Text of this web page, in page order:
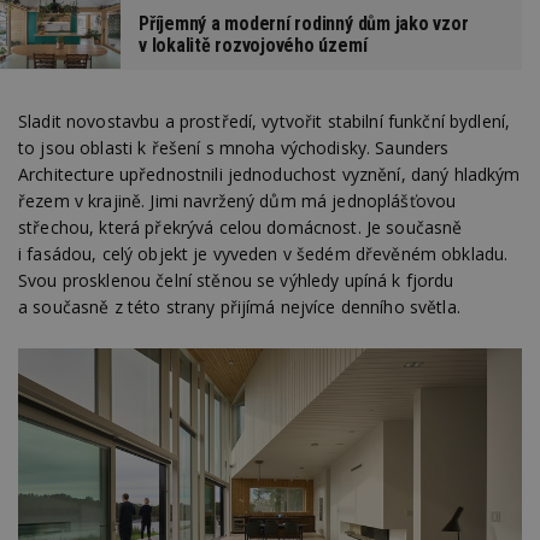
Příjemný a moderní rodinný dům jako vzor
v lokalitě rozvojového území
Sladit novostavbu a prostředí, vytvořit stabilní funkční bydlení,
to jsou oblasti k řešení s mnoha východisky. Saunders
Architecture upřednostnili jednoduchost vyznění, daný hladkým
řezem v krajině. Jimi navržený dům má jednoplášťovou
střechou, která překrývá celou domácnost. Je současně
i fasádou, celý objekt je vyveden v šedém dřevěném obkladu.
Svou prosklenou čelní stěnou se výhledy upíná k fjordu
a současně z této strany přijímá nejvíce denního světla.